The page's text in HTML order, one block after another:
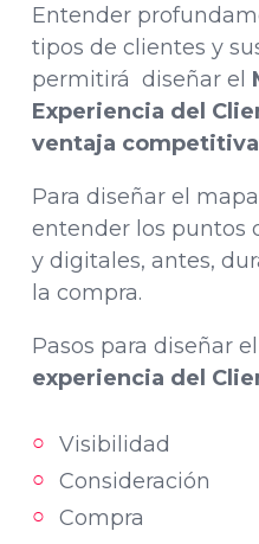
Entender
tipos de clientes y
permitirá diseñar el
Experiencia del
ventaja
Para diseñar el
entender los puntos
y digitales, antes,
la compra.
Pasos para diseñar el
experiencia del
Visibilidad
Consideración
Compra